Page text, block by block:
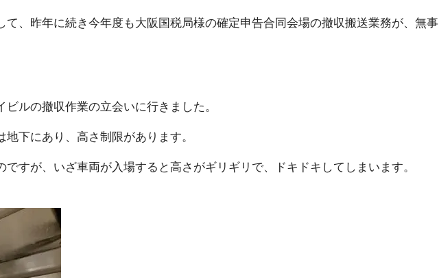
て、昨年に続き今年度も大阪国税局様の確定申告合同会場の撤収搬送業務が、無事
ルの撤収作業の立会いに行き ま し た 。
下にあり、高さ制限があ り ま す 。
すが、いざ車両が入場すると高さがギリギリで、ドキドキしてしまいます。